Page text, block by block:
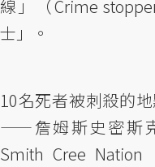
線」（Crime
士」。
10名死者被刺殺的
——詹姆斯史密斯
Smith Cree